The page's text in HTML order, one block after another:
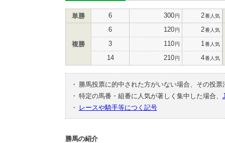
単勝 6 300円 2番人気
複勝
6 120円 2番人気
3 110円 1 番人気
14 210円 4番人気
・
勝馬投票に的中された方がいない場合、その投
・ 特定の馬番・組番に人気が著しく集中した場合、
・
レースや騎手等につく記号
勝馬の紹介